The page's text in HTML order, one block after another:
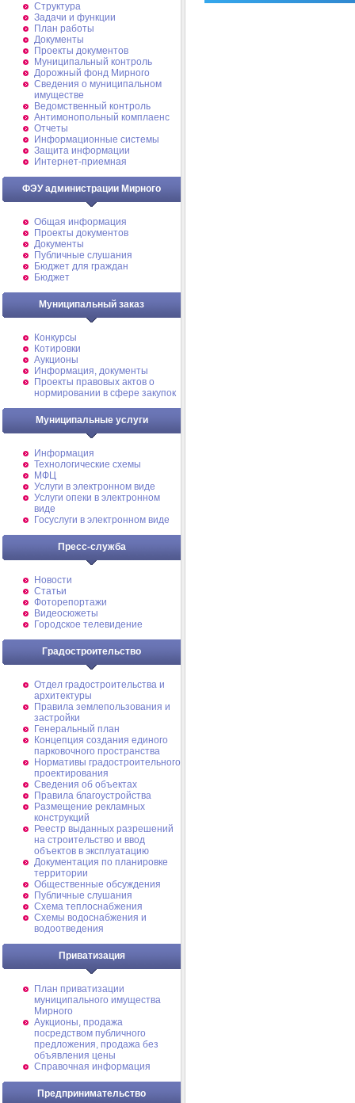
Структура
Задачи и функции
План работы
Документы
Проекты документов
Муниципальный контроль
Дорожный фонд Мирного
Cведения о муниципальном
имуществе
Ведомственный контроль
Антимонопольный комплаенс
Отчеты
Информационные системы
Защита информации
Интернет-приемная
ФЭУ администрации Мирного
Общая информация
Проекты документов
Документы
Публичные слушания
Бюджет для граждан
Бюджет
Муниципальный заказ
Конкурсы
Котировки
Аукционы
Информация, документы
Проекты правовых актов о
нормировании в сфере закупок
Муниципальные услуги
Информация
Технологические схемы
МФЦ
Услуги в электронном виде
Услуги опеки в электронном
виде
Госуслуги в электронном виде
Пресс-служба
Новости
Статьи
Фоторепортажи
Видеосюжеты
Городское телевидение
Градостроительство
Отдел градостроительства и
архитектуры
Правила землепользования и
застройки
Генеральный план
Концепция создания единого
парковочного пространства
Нормативы градостроительного
проектирования
Сведения об объектах
Правила благоустройства
Размещение рекламных
конструкций
Реестр выданных разрешений
на строительство и ввод
объектов в эксплуатацию
Документация по планировке
территории
Общественные обсуждения
Публичные слушания
Схема теплоснабжения
Схемы водоснабжения и
водоотведения
Приватизация
План приватизации
муниципального имущества
Мирного
Аукционы, продажа
посредством публичного
предложения, продажа без
объявления цены
Справочная информация
Предпринимательство